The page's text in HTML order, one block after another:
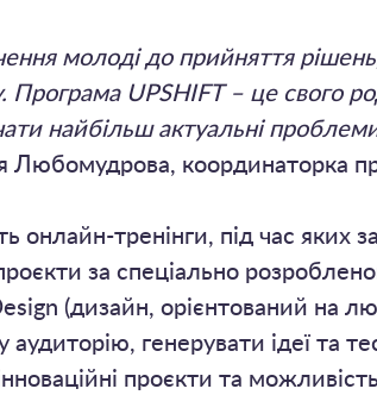
молоді до прийняття
Програма UPSHIFT – це свого
найбільш актуальні
Любомудрова, координаторка
онлайн-тренінги, під час яких
за спеціально
(дизайн, орієнтований на
генерувати ідеї та
проєкти та